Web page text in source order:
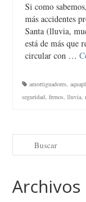
Si como
más accidentes
Santa (lluvia,
está de más que
circular con …
amortiguadores,
seguridad, frenos, lluvia,
Archivos